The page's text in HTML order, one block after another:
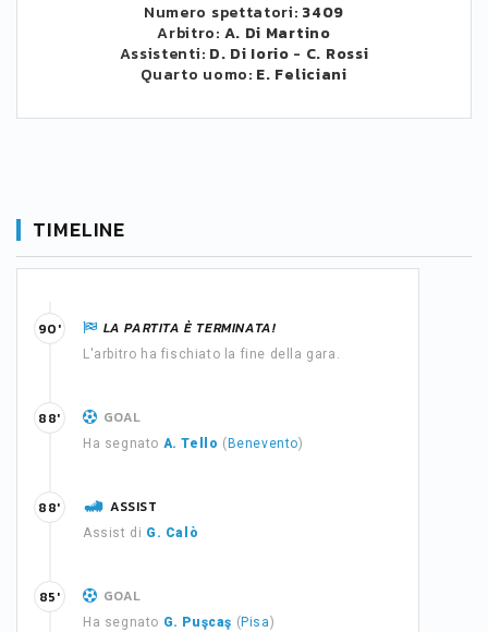
Numero spettatori: 3409
Arbitro: A. Di Martino
Assistenti: D. Di Iorio - C. Rossi
Quarto uomo: E. Feliciani
TIMELINE
LA PARTITA È TERMINATA!
L'arbitro ha fischiato la fine della gara.
90'
GOAL
Ha segnato A. Tello ( Benevento)
88'
ASSIST
Assist di G. Calò
88'
GOAL
Ha segnato G. Puşcaş ( Pisa)
85'